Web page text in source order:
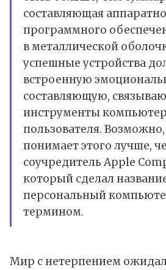
составляющая
программного
в металлической
успешные устройства
встроенную
составляющую,
инструменты
пользователя.
понимает этого лучше,
соучредитель Apple
который сделал
персональный
термином.
Мир с нетерпением